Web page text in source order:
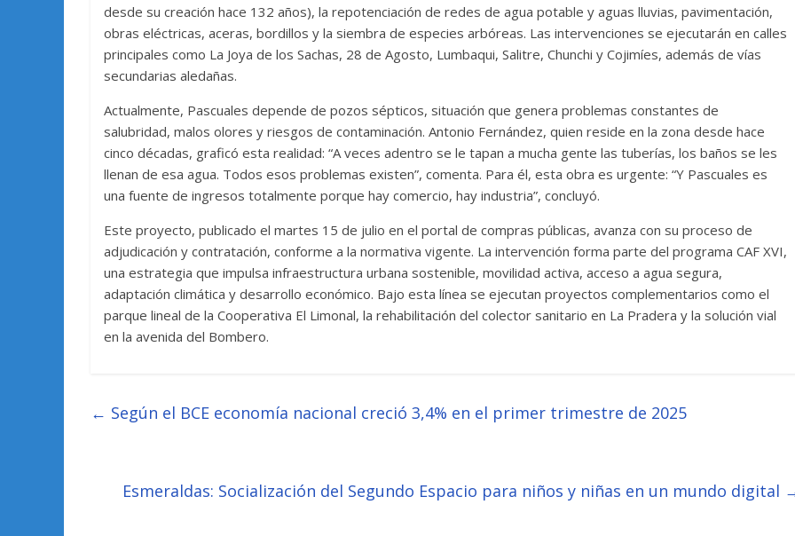
desde su creación hace 132 años), la repotenciación de redes de agua potable y aguas lluvias, pavimentación,
obras eléctricas, aceras, bordillos y la siembra de especies arbóreas. Las intervenciones se ejecutarán en calles
principales como La Joya de los Sachas, 28 de Agosto, Lumbaqui, Salitre, Chunchi y Cojimíes, además de vías
secundarias aledañas.
Actualmente, Pascuales depende de pozos sépticos, situación que genera problemas constantes de
salubridad, malos olores y riesgos de contaminación. Antonio Fernández, quien reside en la zona desde hace
cinco décadas, graficó esta realidad: “A veces adentro se le tapan a mucha gente las tuberías, los baños se les
llenan de esa agua. Todos esos problemas existen”, comenta. Para él, esta obra es urgente: “Y Pascuales es
una fuente de ingresos totalmente porque hay comercio, hay industria”, concluyó.
Este proyecto, publicado el martes 15 de julio en el portal de compras públicas, avanza con su proceso de
adjudicación y contratación, conforme a la normativa vigente. La intervención forma parte del programa CAF XVI,
una estrategia que impulsa infraestructura urbana sostenible, movilidad activa, acceso a agua segura,
adaptación climática y desarrollo económico. Bajo esta línea se ejecutan proyectos complementarios como el
parque lineal de la Cooperativa El Limonal, la rehabilitación del colector sanitario en La Pradera y la solución vial
en la avenida del Bombero.
← Según el BCE economía nacional creció 3,4% en el primer trimestre de 2025
Esmeraldas: Socialización del Segundo Espacio para niños y niñas en un mundo digital